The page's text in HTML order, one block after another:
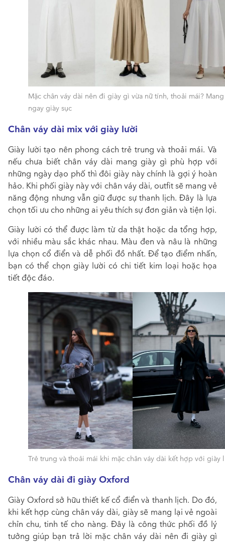
Mặc chân váy dài nên đi giày gì vừa nữ tính, thoải mái? Mang
ngay giày sục
Chân váy dài mix với giày lười
Giày lười tạo nên phong cách trẻ trung và thoải mái. Và
nếu chưa biết chân váy dài mang giày gì phù hợp với
những ngày dạo phố thì đôi giày này chính là gợi ý hoàn
hảo. Khi phối giày này với chân váy dài, outfit sẽ mang vẻ
năng động nhưng vẫn giữ được sự thanh lịch. Đây là lựa
chọn tối ưu cho những ai yêu thích sự đơn giản và tiện lợi.
Giày lười có thể được làm từ da thật hoặc da tổng hợp,
với nhiều màu sắc khác nhau. Màu đen và nâu là những
lựa chọn cổ điển và dễ phối đồ nhất. Để tạo điểm nhấn,
bạn có thể chọn giày lười có chi tiết kim loại hoặc họa
tiết độc đáo.
Trẻ trung và thoải mái khi mặc chân váy dài kết hợp với giày
Chân váy dài đi giày Oxford
Giày Oxford sở hữu thiết kế cổ điển và thanh lịch. Do đó,
khi kết hợp cùng chân váy dài, giày sẽ mang lại vẻ ngoài
chỉn chu, tinh tế cho nàng. Đây là công thức phối đồ lý
tưởng giúp bạn trả lời mặc chân váy dài nên đi giày gì